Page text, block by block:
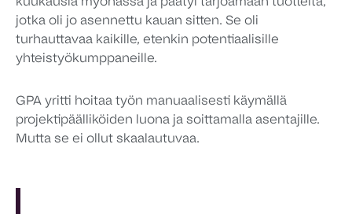
jotka oli jo asennettu kauan sitten. Se oli
turhauttavaa kaikille, etenkin potentiaalisille
yhteistyökumppaneille.
GPA yritti hoitaa työn manuaalisesti käymällä
projektipäälliköiden luona ja soittamalla asentajille.
Mutta se ei ollut skaalautuvaa.